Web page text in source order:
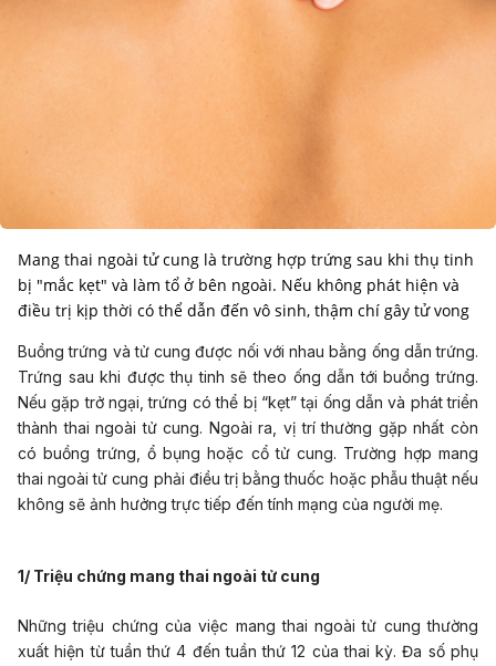
Mang thai ngoài tử cung là trường hợp trứng sau khi thụ tinh
bị "mắc kẹt" và làm tổ ở bên ngoài. Nếu không phát hiện và
điều trị kịp thời có thể dẫn đến vô sinh, thậm chí gây tử vong
Buồng trứng và tử cung được nối với nhau bằng ống dẫn trứng.
Trứng sau khi được thụ tinh sẽ theo ống dẫn tới buồng trứng.
Nếu gặp trở ngại, trứng có thể bị “kẹt” tại ống dẫn và phát triển
thành thai ngoài tử cung. Ngoài ra, vị trí thường gặp nhất còn
có buồng trứng, ổ bụng hoặc cổ tử cung. Trường hợp mang
thai ngoài tử cung phải điều trị bằng thuốc hoặc phẫu thuật nếu
không sẽ ảnh hưởng trực tiếp đến tính mạng của người mẹ.
1/ Triệu chứng mang thai ngoài tử cung
Những triệu chứng của việc mang thai ngoài tử cung thường
xuất hiện từ tuần thứ 4 đến tuần thứ 12 của thai kỳ. Đa số phụ